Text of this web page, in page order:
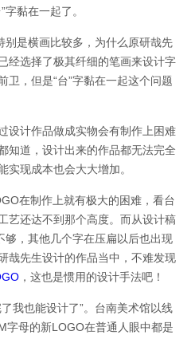
黏在一起了。
别是横画比较多，为什么原研哉先
经选择了极其纤细的笔画来设计字
卫，但是“台”字黏在一起这个问题
设计作品做成实物会有制作上困难
知道，设计出来的作品都无法完全
实现成本也会大大增加。
在制作上就有极大的困难，看台
艺还达不到那个高度。而从设计稿
够，其他几个字在压扁以后也出现
哉先生设计的作品当中，不难发现
，这也是惯用的设计手法吧！
我也能设计了”。台南美术馆以线
字母的新LOGO在普通人眼中都是